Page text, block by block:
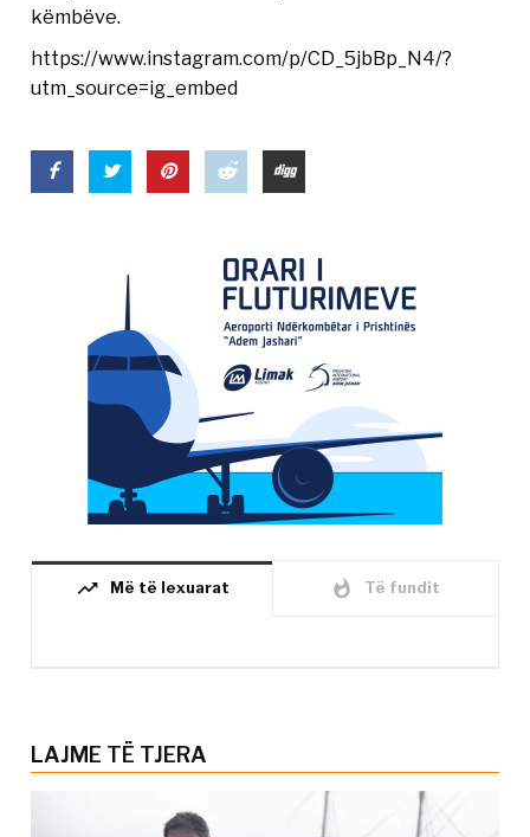
këmbëve.
https://www.instagram.com/p/CD_5jbBp_N4/?
utm_source=ig_embed
trending_up Më të lexuarat whatshot Të fundit
LAJME TË TJERA